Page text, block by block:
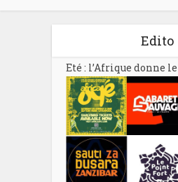
Edito
Eté : l’Afrique donne